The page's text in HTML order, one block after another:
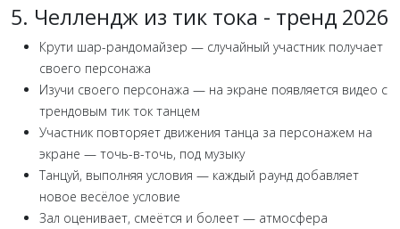
5. Челлендж из тик тока - тренд 2026
Крути шар-рандомайзер — случайный участник получает
своего персонажа
Изучи своего персонажа — на экране появляется видео с
трендовым тик ток танцем
Участник повторяет движения танца за персонажем на
экране — точь-в-точь, под музыку
Танцуй, выполняя условия — каждый раунд добавляет
новое весёлое условие
Зал оценивает, смеётся и болеет — атмосфера